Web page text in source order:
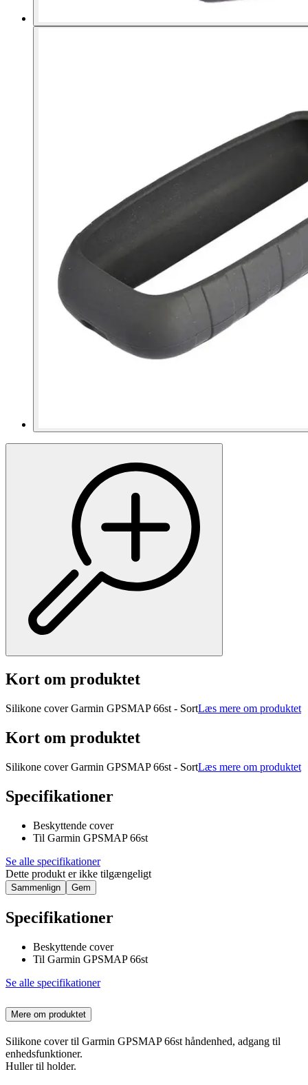
Kort om produktet
Silikone cover Garmin GPSMAP 66st - SortLæs mere om produktet
Kort om produktet
Silikone cover Garmin GPSMAP 66st - SortLæs mere om produktet
Specifikationer
Beskyttende cover
Til Garmin GPSMAP 66st
Se alle specifikationer
Dette produkt er ikke tilgængeligt
Sammenlign Gem
Specifikationer
Beskyttende cover
Til Garmin GPSMAP 66st
Se alle specifikationer
Mere om produktet
Silikone cover til Garmin GPSMAP 66st håndenhed, adgang til
enhedsfunktioner.
Huller til holder.